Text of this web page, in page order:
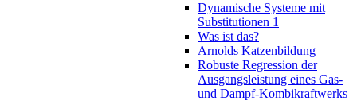
Dynamische Systeme mit
Substitutionen 1
Was ist das?
Arnolds Katzenbildung
Robuste Regression der
Ausgangsleistung eines Gas-
und Dampf-Kombikraftwerks